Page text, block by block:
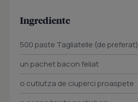
Ingrediente
500 paste Tagliatelle (de preferat)
un pachet bacon feliat
o cutiutza de ciuperci proaspete